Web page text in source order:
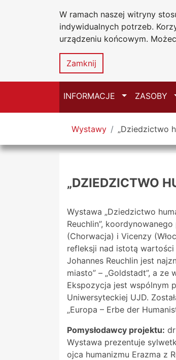
W ramach naszej witryny
indywidualnych potrzeb.
urządzeniu końcowym.
Zamknij
Przejdź do głównego
Przejdź do treści
Przejdź do
Przejdź do mapy
w
INFORMACJE Przełącz
ZASOBY
Tutaj jesteś
Wystawy „Dziedzictwo
„DZIEDZICTWO
Wystawa „Dziedzictwo
Reuchlin”,
(Chorwacja) i Vicenzy
refleksji nad istotą
Johannes Reuchlin jest
miasto” – „Goldstadt”, a
Ekspozycja jest wspólnym
Uniwersyteckiej UJD.
„Europa – Erbe der
Pomysłodawcy projektu:
Wystawa prezentuje
ojca humanizmu Erazma z